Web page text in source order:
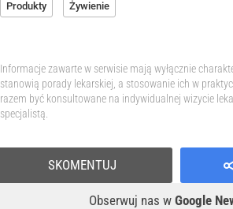
Produkty Żywienie
Informacje zawarte w serwisie mają wyłącznie
stanowią porady lekarskiej, a stosowanie ich w
razem być konsultowane na indywidualnej wizycie
specjalistą.
Obserwuj nas w Google
SKOMENTUJ